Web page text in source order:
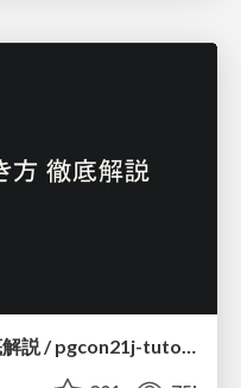
実際に使うSQLの書き方 徹底解説 / pgcon21j-tutorial